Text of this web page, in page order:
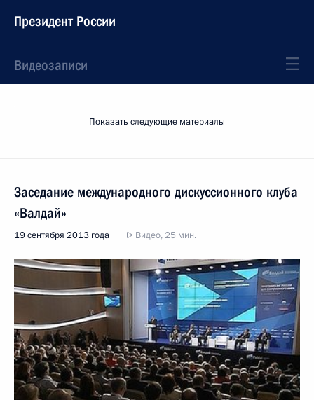
Президент России
Видеозаписи
Показать следующие материалы
Заседание международного дискуссионного клуба
«Валдай»
19 сентября 2013 года Видео, 25 мин.